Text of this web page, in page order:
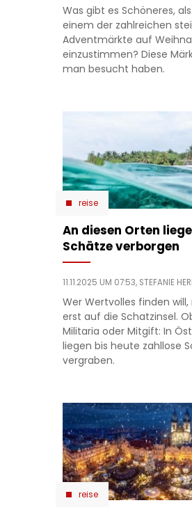
Was gibt es Schöneres,
einem der zahlreichen
Adventmärkte auf
einzustimmen? Diese
man besucht haben.
reise
An diesen Orten
Schätze verborgen
11.11.2025 UM 07:53, STEFANIE
Wer Wertvolles finden
erst auf die Schatzinsel.
Militaria oder Mitgift: In
liegen bis heute zahllose
vergraben.
reise